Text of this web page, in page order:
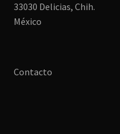
33030 Delicias, Chih.
México
Contacto